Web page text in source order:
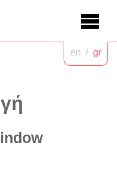
en / gr